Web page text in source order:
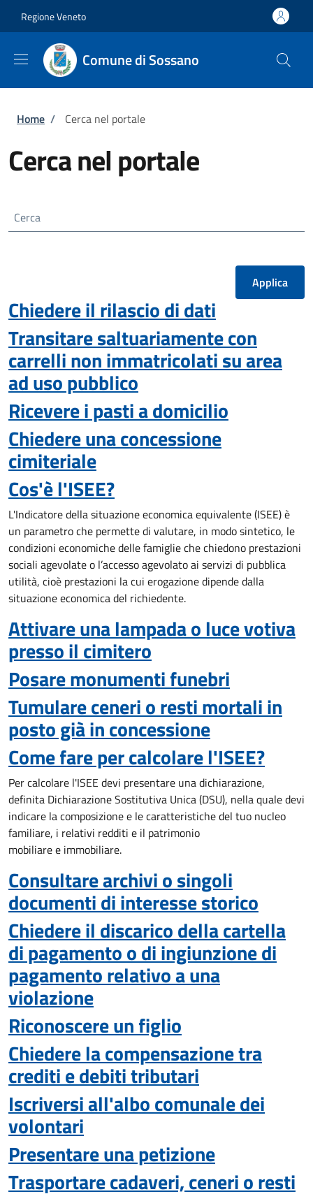
Regione Veneto
Comune di Sossano
Briciole di pane
Home / Cerca nel portale
Cerca nel portale
Cerca
Chiedere il rilascio di dati
Transitare saltuariamente con
carrelli non immatricolati su area
ad uso pubblico
Ricevere i pasti a domicilio
Chiedere una concessione
cimiteriale
Cos'è l'ISEE?
L'Indicatore della situazione economica equivalente (ISEE) è
un parametro che permette di valutare, in modo sintetico, le
condizioni economiche delle famiglie che chiedono prestazioni
sociali agevolate o l’accesso agevolato ai servizi di pubblica
utilità, cioè prestazioni la cui erogazione dipende dalla
situazione economica del richiedente.
Attivare una lampada o luce votiva
presso il cimitero
Posare monumenti funebri
Tumulare ceneri o resti mortali in
posto già in concessione
Come fare per calcolare l'ISEE?
Per calcolare l'ISEE devi presentare una dichiarazione,
definita Dichiarazione Sostitutiva Unica (DSU), nella quale devi
indicare la composizione e le caratteristiche del tuo nucleo
familiare, i relativi redditi e il patrimonio
mobiliare e immobiliare.
Consultare archivi o singoli
documenti di interesse storico
Chiedere il discarico della cartella
di pagamento o di ingiunzione di
pagamento relativo a una
violazione
Riconoscere un figlio
Chiedere la compensazione tra
crediti e debiti tributari
Iscriversi all'albo comunale dei
volontari
Presentare una petizione
Trasportare cadaveri, ceneri o resti